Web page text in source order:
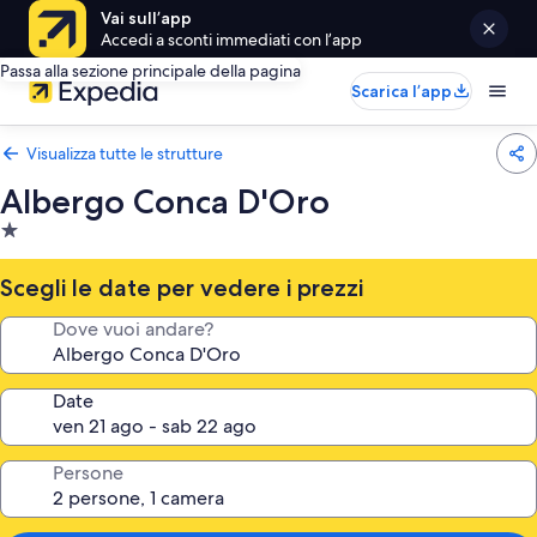
Vai sull’app
Accedi a sconti immediati con l’app
Passa alla sezione principale della pagina
Scarica l’app
Visualizza tutte le strutture
Albergo Conca D'Oro
Struttura
a
1.0
stella
Scegli le date per vedere i prezzi
Dove vuoi andare?
Date
Persone